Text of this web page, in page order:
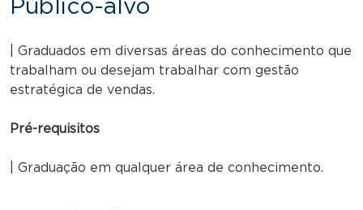
Público-alvo
| Graduados em diversas áreas do conhecimento que
trabalham ou desejam trabalhar com gestão
estratégica de vendas.
Pré-requisitos
| Graduação em qualquer área de conhecimento.